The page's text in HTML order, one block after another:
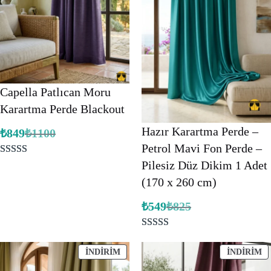
Capella Patlıcan Moru
Karartma Perde Blackout
₺1100
Orijinal
₺849 Şu
Hazır Karartma Perde –
Petrol Mavi Fon Perde –
Pilesiz Düz Dikim 1 Adet
(170 x 260 cm)
₺825
Orijinal
fiyat:
₺549Şu
andaki
₺549.
puanına
dayanarak 5
İNDIRIMİNDIRIMDEKI
ÜRÜN
İNDIRIM